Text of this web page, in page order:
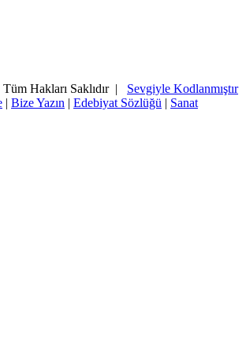
Hakları Saklıdır | Sevgiyle Kodlanmıştır
| Bize Yazın | Edebiyat Sözlüğü | Sanat